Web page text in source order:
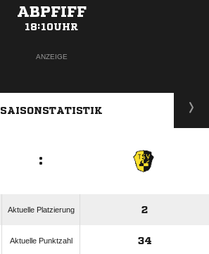
ABPFIFF
18:10UHR
ANZEIGE
SAISONSTATISTIK
:
Aktuelle Platzierung 2
Aktuelle Punktzahl 34